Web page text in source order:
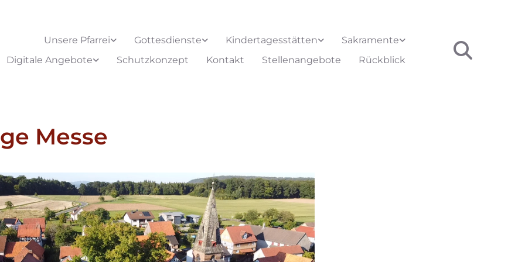
Unsere Pfarrei Gottesdienste Kindertagesstätten
Sakramente
Digitale Angebote
Schutzkonzept Kontakt Stellenangebote Rückblick
Messe